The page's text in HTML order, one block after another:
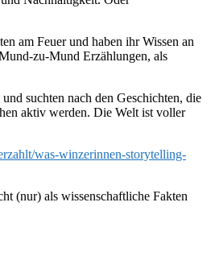
am Feuer und haben ihr Wissen an
zu-Mund Erzählungen, als
suchten nach den Geschichten, die
aktiv werden. Die Welt ist voller
was-winzerinnen-storytelling-
(nur) als wissenschaftliche Fakten